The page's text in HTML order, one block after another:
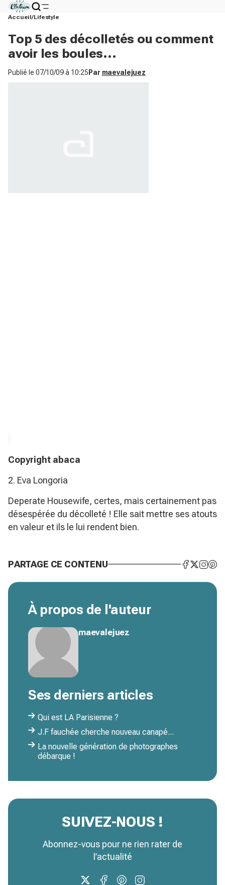
Accueil Lifestyle
Top 5 des décolletés ou comment
avoir les boules...
Publié le 07/10/09 à 10:25 Par maevalejuez
Copyright abaca
2. Eva Longoria
Deperate Housewife, certes, mais certainement pas
désespérée du décolleté ! Elle sait mettre ses atouts
en valeur et ils le lui rendent bien.
PARTAGE CE CONTENU
À propos de l'auteur
maevalejuez
Ses derniers articles
Qui est LA Parisienne ?
J.F fauchée cherche nouveau canapé...
La nouvelle génération de photographes
débarque !
SUIVEZ-NOUS !
Abonnez-vous pour ne rien rater de
l’actualité